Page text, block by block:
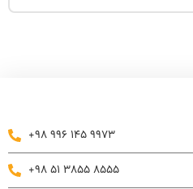
+98 996 145 9973
+98 51 3855 8555